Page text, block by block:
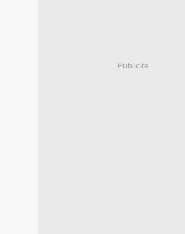
Publicité